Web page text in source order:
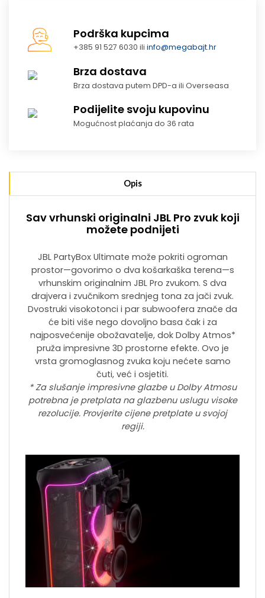
Podrška kupcima
+385 91 527 6030 iliinfo@megabajt.hr
Brza dostava
Brza dostava putem DPD-a ili Overseasa
Podijelite svoju kupovinu
Mogućnost plaćanja do 36 rata
Opis
Sav vrhunski originalni JBL Pro zvuk koji
možete podnijeti
JBL PartyBox Ultimate može pokriti ogroman
prostor—govorimo o dva košarkaška terena—s
vrhunskim originalnim JBL Pro zvukom. S dva
drajvera i zvučnikom srednjeg tona za jači zvuk.
Dvostruki visokotonci i par subwoofera znače da
će biti više nego dovoljno basa čak i za
najposvećenije obožavatelje, dok Dolby Atmos*
pruža impresivne 3D prostorne efekte. Ovo je
vrsta gromoglasnog zvuka koju nećete samo
čuti, već i osjetiti.
* Za slušanje impresivne glazbe u Dolby Atmosu
potrebna je pretplata na glazbenu uslugu visoke
rezolucije. Provjerite cijene pretplate u svojoj
regiji.